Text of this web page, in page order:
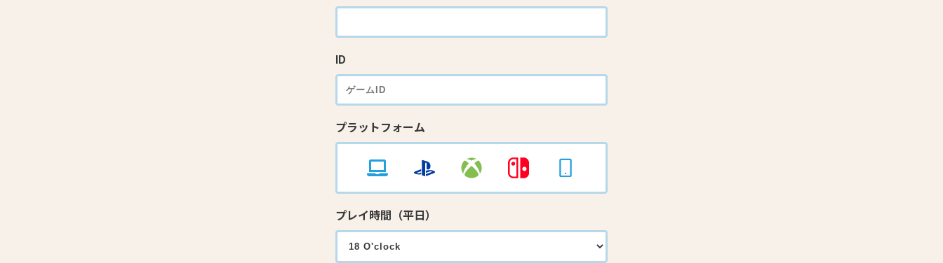
ID
プラットフォーム
プレイ時間（平日）